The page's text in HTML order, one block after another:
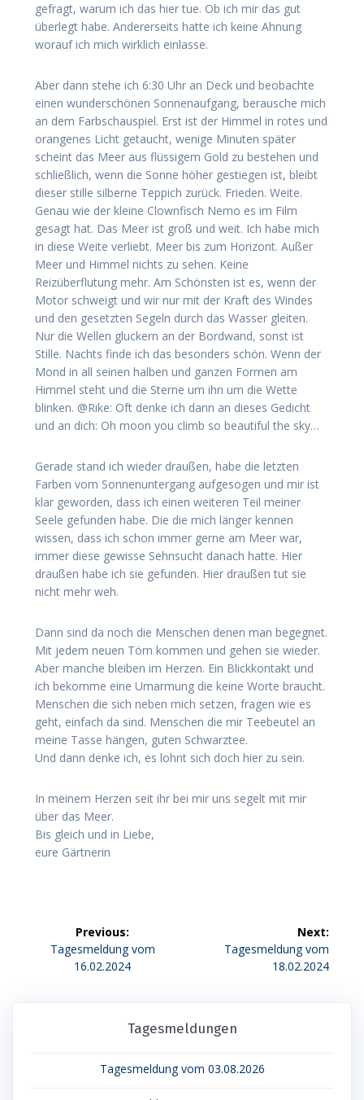
gefragt, warum ich das hier tue. Ob ich mir das gut
überlegt habe. Andererseits hatte ich keine Ahnung
worauf ich mich wirklich einlasse.
Aber dann stehe ich 6:30 Uhr an Deck und beobachte
einen wunderschönen Sonnenaufgang, berausche mich
an dem Farbschauspiel. Erst ist der Himmel in rotes und
orangenes Licht getaucht, wenige Minuten später
scheint das Meer aus flüssigem Gold zu bestehen und
schließlich, wenn die Sonne höher gestiegen ist, bleibt
dieser stille silberne Teppich zurück. Frieden. Weite.
Genau wie der kleine Clownfisch Nemo es im Film
gesagt hat. Das Meer ist groß und weit. Ich habe mich
in diese Weite verliebt. Meer bis zum Horizont. Außer
Meer und Himmel nichts zu sehen. Keine
Reizüberflutung mehr. Am Schönsten ist es, wenn der
Motor schweigt und wir nur mit der Kraft des Windes
und den gesetzten Segeln durch das Wasser gleiten.
Nur die Wellen gluckern an der Bordwand, sonst ist
Stille. Nachts finde ich das besonders schön. Wenn der
Mond in all seinen halben und ganzen Formen am
Himmel steht und die Sterne um ihn um die Wette
blinken. @Rike: Oft denke ich dann an dieses Gedicht
und an dich: Oh moon you climb so beautiful the sky…
Gerade stand ich wieder draußen, habe die letzten
Farben vom Sonnenuntergang aufgesogen und mir ist
klar geworden, dass ich einen weiteren Teil meiner
Seele gefunden habe. Die die mich länger kennen
wissen, dass ich schon immer gerne am Meer war,
immer diese gewisse Sehnsucht danach hatte. Hier
draußen habe ich sie gefunden. Hier draußen tut sie
nicht mehr weh.
Dann sind da noch die Menschen denen man begegnet.
Mit jedem neuen Törn kommen und gehen sie wieder.
Aber manche bleiben im Herzen. Ein Blickkontakt und
ich bekomme eine Umarmung die keine Worte braucht.
Menschen die sich neben mich setzen, fragen wie es
geht, einfach da sind. Menschen die mir Teebeutel an
meine Tasse hängen, guten Schwarztee.
Und dann denke ich, es lohnt sich doch hier zu sein.
In meinem Herzen seit ihr bei mir uns segelt mit mir
über das Meer.
Bis gleich und in Liebe,
eure Gärtnerin
Beitragsnavigation
Previous:
Previous
post:
Tagesmeldung vom
16.02.2024
Next:
Next
Tagesmeldung vom
18.02.2024
Tagesmeldungen
Tagesmeldung vom 03.08.2026